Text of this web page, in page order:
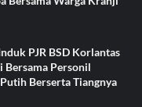
PJR BSD Korlantas
Personil
Berserta Tiangnya